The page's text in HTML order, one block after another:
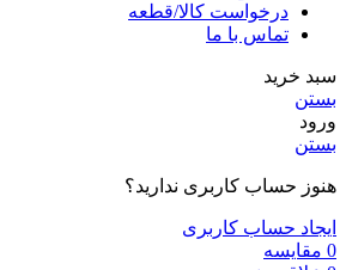
درخواست کالا/قطعه
تماس با ما
سبد خرید
بستن
ورود
بستن
هنوز حساب کاربری ندارید؟
ایجاد حساب کاربری
0 مقایسه